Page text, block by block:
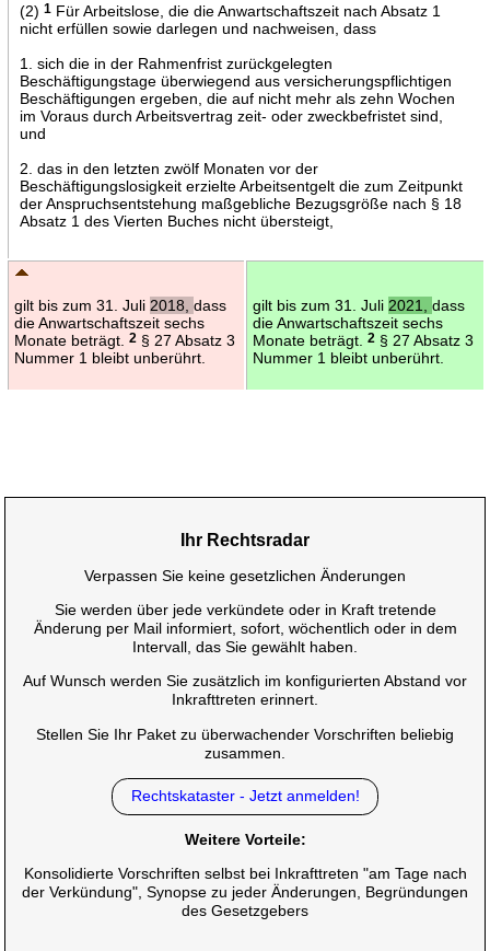
(2) 1Für Arbeitslose, die die Anwartschaftszeit nach Absatz 1
nicht erfüllen sowie darlegen und nachweisen, dass
1. sich die in der Rahmenfrist zurückgelegten
Beschäftigungstage überwiegend aus versicherungspflichtigen
Beschäftigungen ergeben, die auf nicht mehr als zehn Wochen
im Voraus durch Arbeitsvertrag zeit- oder zweckbefristet sind,
und
2. das in den letzten zwölf Monaten vor der
Beschäftigungslosigkeit erzielte Arbeitsentgelt die zum Zeitpunkt
der Anspruchsentstehung maßgebliche Bezugsgröße nach § 18
Absatz 1 des Vierten Buches nicht übersteigt,
gilt bis zum 31. Juli 2018, dass
die Anwartschaftszeit sechs
Monate beträgt.
2§ 27 Absatz 3
Nummer 1 bleibt unberührt.
gilt bis zum 31. Juli 2021, dass
die Anwartschaftszeit sechs
Monate beträgt.
2§ 27 Absatz 3
Nummer 1 bleibt unberührt.
Ihr Rechtsradar
Verpassen Sie keine gesetzlichen Änderungen
Sie werden über jede verkündete oder in Kraft tretende
Änderung per Mail informiert, sofort, wöchentlich oder in dem
Intervall, das Sie gewählt haben.
Auf Wunsch werden Sie zusätzlich im konfigurierten Abstand vor
Inkrafttreten erinnert.
Stellen Sie Ihr Paket zu überwachender Vorschriften beliebig
zusammen.
Rechtskataster - Jetzt anmelden!
Weitere Vorteile:
Konsolidierte Vorschriften selbst bei Inkrafttreten "am Tage nach
der Verkündung", Synopse zu jeder Änderungen, Begründungen
des Gesetzgebers